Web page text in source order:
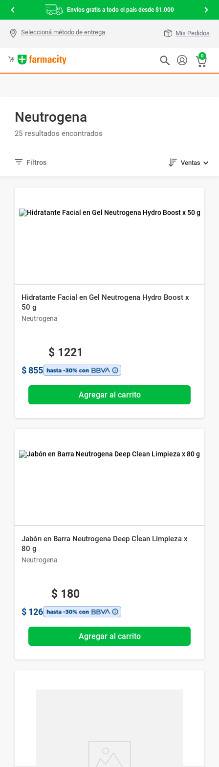
Envíos gratis a todo el país desde $1.000
Mis Pedidos
0
Neutrogena
25
Ventas
Hidratante Facial en Gel Neutrogena Hydro Boost x
50 g
Neutrogena
$ 1221
$ 855
Agregar al carrito
Jabón en Barra Neutrogena Deep Clean Limpieza x
80 g
Neutrogena
$ 180
$ 126
Agregar al carrito